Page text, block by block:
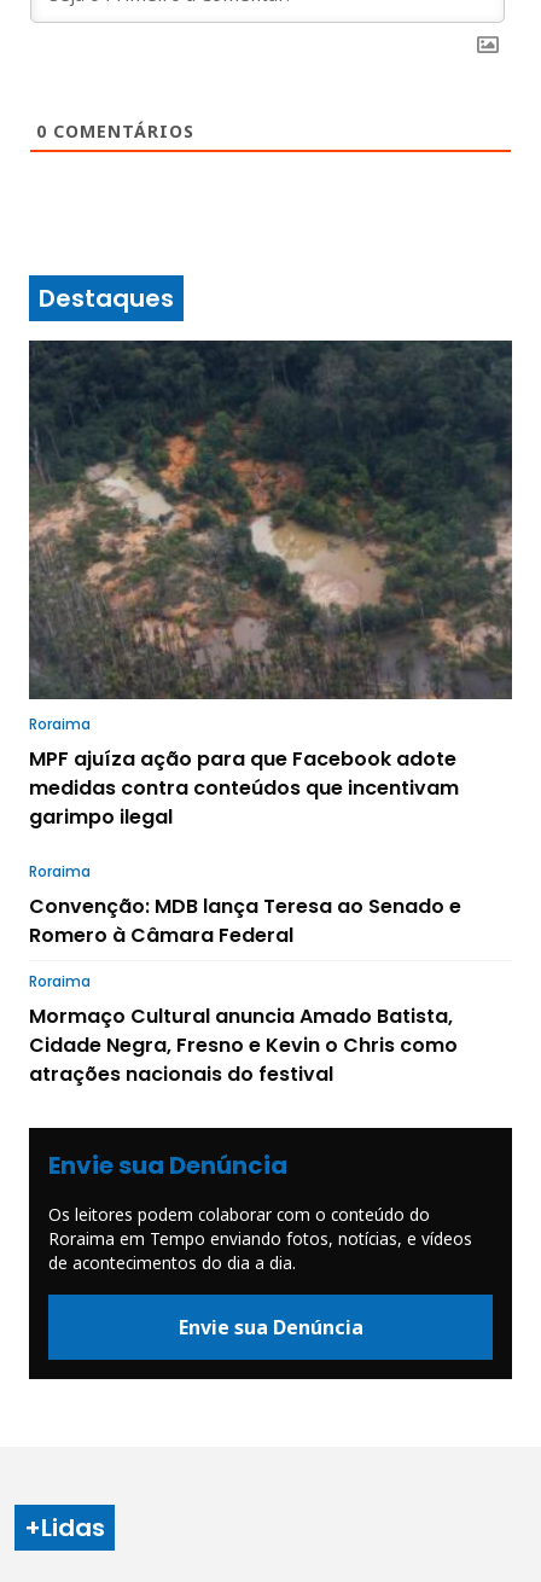
0 COMENTÁRIOS
Destaques
Roraima
MPF ajuíza ação para que Facebook adote
medidas contra conteúdos que incentivam
garimpo ilegal
Roraima
Convenção: MDB lança Teresa ao Senado e
Romero à Câmara Federal
Roraima
Mormaço Cultural anuncia Amado Batista,
Cidade Negra, Fresno e Kevin o Chris como
atrações nacionais do festival
Envie sua Denúncia
Os leitores podem colaborar com o conteúdo do
Roraima em Tempo enviando fotos, notícias, e vídeos
de acontecimentos do dia a dia.
Envie sua Denúncia
+Lidas